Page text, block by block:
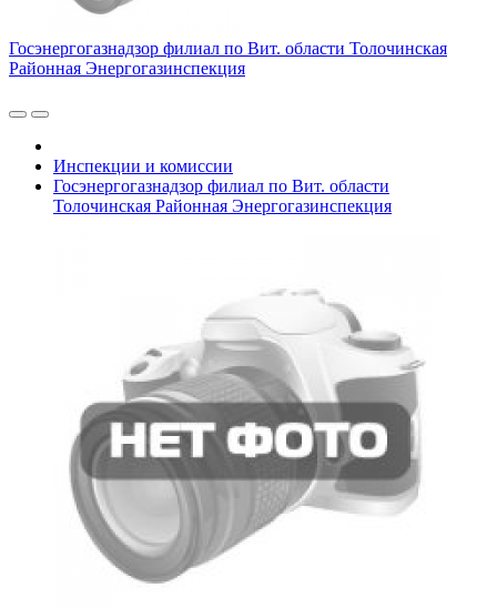
Госэнергогазнадзор филиал по Вит. области Толочинская
Районная Энергогазинспекция
Инспекции и комиссии
Госэнергогазнадзор филиал по Вит. области
Толочинская Районная Энергогазинспекция